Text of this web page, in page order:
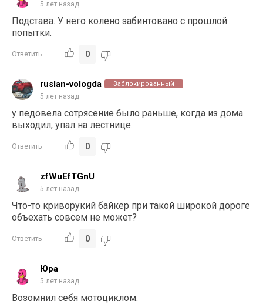
5 лет назад
Подстава. У него колено забинтовано с прошлой
попытки.
Ответить 0
ruslan-vologda Заблокированный
5 лет назад
у педовела сотрясение было раньше, когда из дома
выходил, упал на лестнице.
Ответить 0
zfWuEfTGnU
5 лет назад
Что-то криворукий байкер при такой широкой дороге
объехать совсем не может?
Ответить 0
Юра
5 лет назад
Возомнил себя мотоциклом.